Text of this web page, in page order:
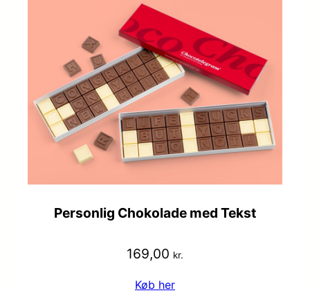
Personlig Chokolade med Tekst
169,00 kr.
Køb her